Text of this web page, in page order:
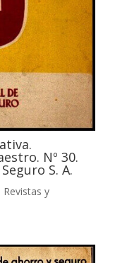
Nº 30.
S. A.
Revistas y